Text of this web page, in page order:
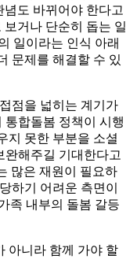
도 바뀌어야 한다고
거나 단순히 돕는 일
일이라는 인식 아래
문제를 해결할 수 있
점을 넓히는 계기가
통합돌봄 정책이 시행
지 못한 부분을 소셜
완해주길 기대한다고
많은 재원이 필요하
하기 어려운 측면이
족 내부의 돌봄 갈등
아니라 함께 가야 할